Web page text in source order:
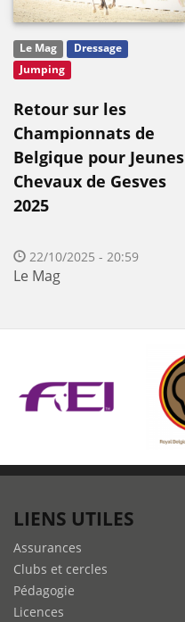
Le Mag
Dressage
Jumping
Retour sur les
Championnats de
Belgique pour Jeunes
Chevaux de Gesves
2025
22/10/2025 - 20:59
Le Mag
LIENS UTILES
Assurances
Clubs et cercles
Pédagogie
Licences